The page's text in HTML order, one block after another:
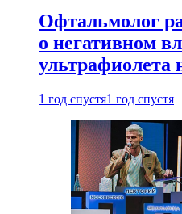
Офтальмолог
о негативном
ультрафиолета
1 год спустя1 год спустя